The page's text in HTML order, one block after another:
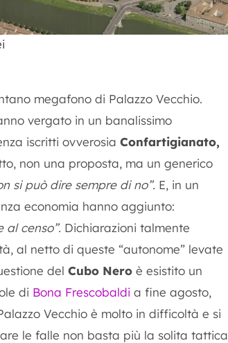
megafono di Palazzo Vecchio.
vergato in un banalissimo
iscritti ovverosia Confartigianato,
non una proposta, ma un generico
si può dire sempre di no”. E, in un
economia hanno aggiunto:
al censo”. Dichiarazioni talmente
al netto di queste “autonome” levate
del Cubo Nero è esistito un
di Bona Frescobaldi a fine agosto,
Vecchio è molto in difficoltà e si
le falle non basta più la solita tattica